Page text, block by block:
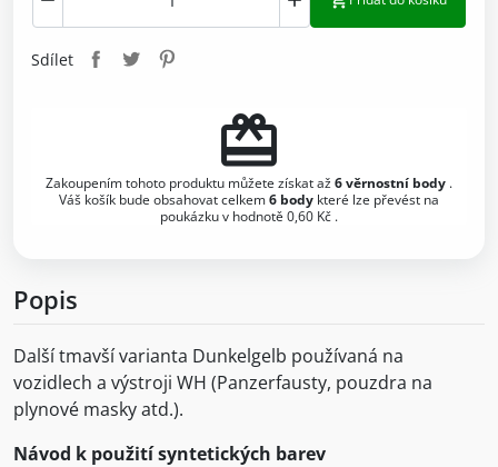
Sdílet
redeem
Zakoupením tohoto produktu můžete získat až6věrnostní body .
Váš košík bude obsahovat celkem6 body které lze převést na
poukázku v hodnotě 0,60 Kč .
Popis
Další tmavší varianta Dunkelgelb používaná na
vozidlech a výstroji WH (Panzerfausty, pouzdra na
plynové masky atd.).
Návod k použití syntetických barev